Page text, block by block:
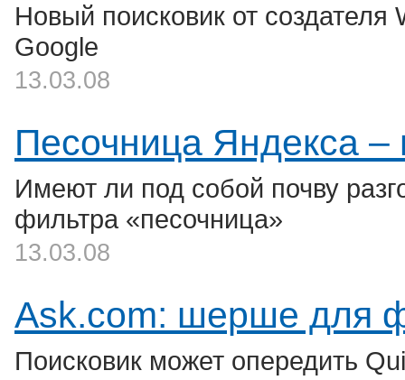
Новый поисковик от
Google
13.03.08
Песочница Яндекса –
Имеют ли под собой почву
фильтра «песочница»
13.03.08
Ask.com: шерше для
Поисковик может опередить